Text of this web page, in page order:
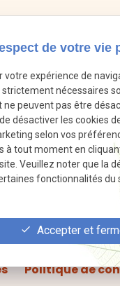
phone01 88 24 83
Docteur BEN
Politique de
de votre vie
votre expérience de
nécessaires
peuvent pas être
désactiver les cookies
selon vos
à tout moment en
Veuillez noter que la
fonctionnalités du
Accepter et